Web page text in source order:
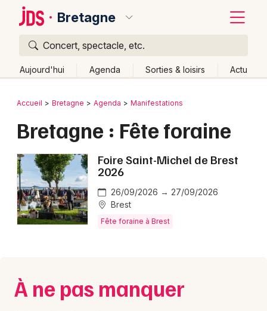
Bretagne
Concert, spectacle, etc.
Aujourd'hui Agenda Sorties & loisirs Actu
Publier un événement
Grands événements
Activité & Expérience
Spectacles
Bordeaux
Lille
Lyon
Marseille
Nantes
Retour
Accueil Bretagne Agenda Manifestations
Bretagne : Fête foraine
Foire Saint-Michel de Brest
2026
26/09/2026 → 27/09/2026
Brest
Fête foraine à Brest
À ne pas manquer
Quoi ?
Où ?
Quand ?
Aujourd'hui
Demain Ce week-end Autre